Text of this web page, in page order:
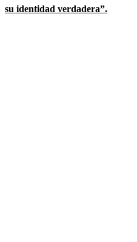
su identidad verdadera”.